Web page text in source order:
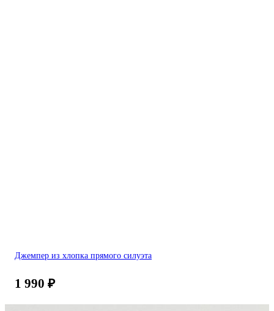
Джемпер из хлопка прямого силуэта
1 990 ₽